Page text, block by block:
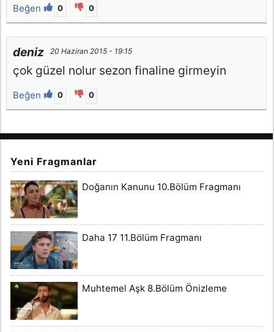
Beğen 0 0
deniz 20 Haziran 2015 - 19:15
çok güzel nolur sezon finaline girmeyin
Beğen 0 0
Yeni Fragmanlar
Doğanın Kanunu 10.Bölüm Fragmanı
Daha 17 11.Bölüm Fragmanı
Muhtemel Aşk 8.Bölüm Önizleme